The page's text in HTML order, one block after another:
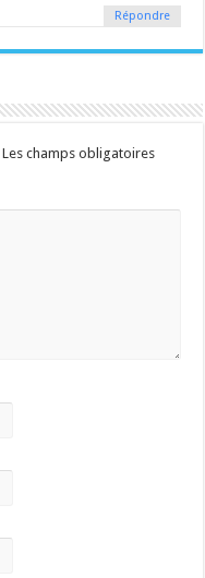
Répondre
Les champs obligatoires